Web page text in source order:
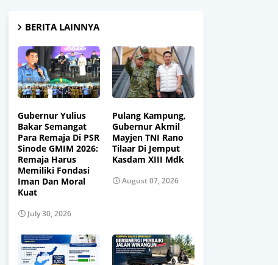
BERITA LAINNYA
Gubernur Yulius
Bakar Semangat
Para Remaja Di PSR
Sinode GMIM 2026:
Remaja Harus
Memiliki Fondasi
Iman Dan Moral
Kuat
July 30, 2026
Pulang Kampung,
Gubernur Akmil
Mayjen TNI Rano
Tilaar Di Jemput
Kasdam XIII Mdk
August 07, 2026